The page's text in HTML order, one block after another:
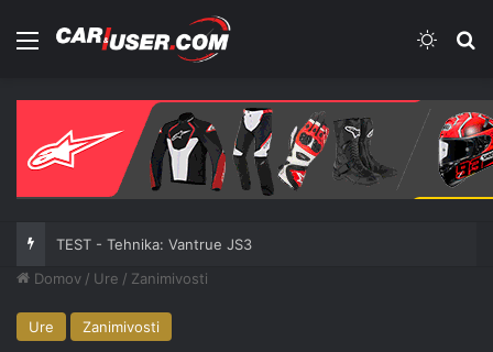
Meni
TEST - Tehnika: Vantrue JS3
Domov / Ure / Zanimivosti
Ure Zanimivosti